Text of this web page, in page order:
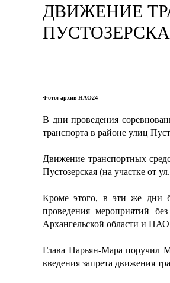
ДВИЖЕНИЕ
Фото: архив НАО24
В дни проведения
транспорта в районе улиц
Движение транспортных
Пустозерская (на участке от
Кроме этого, в эти же дни
проведения мероприятий
Архангельской области и
Глава Нарьян-Мара поручил
введения запрета движения